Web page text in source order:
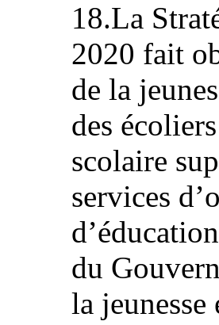
18.La
2020 fait
de la
des
scolaire
services
du
la